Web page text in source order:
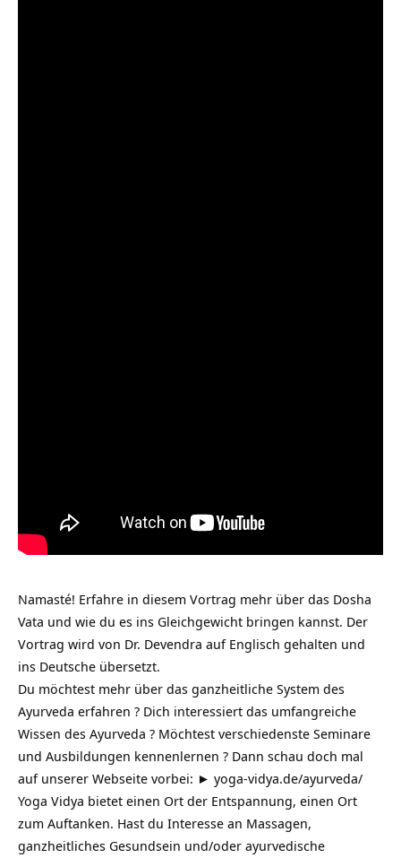
Namasté! Erfahre in diesem Vortrag mehr über das Dosha
Vata und wie du es ins Gleichgewicht bringen kannst. Der
Vortrag wird von Dr. Devendra auf Englisch gehalten und
ins Deutsche übersetzt.
Du möchtest mehr über das ganzheitliche System des
Ayurveda erfahren ? Dich interessiert das umfangreiche
Wissen des Ayurveda ? Möchtest verschiedenste Seminare
und Ausbildungen kennenlernen ? Dann schau doch mal
auf unserer Webseite vorbei: ► yoga-vidya.de/ayurveda/
Yoga Vidya bietet einen Ort der Entspannung, einen Ort
zum Auftanken. Hast du Interesse an Massagen,
ganzheitliches Gesundsein und/oder ayurvedische